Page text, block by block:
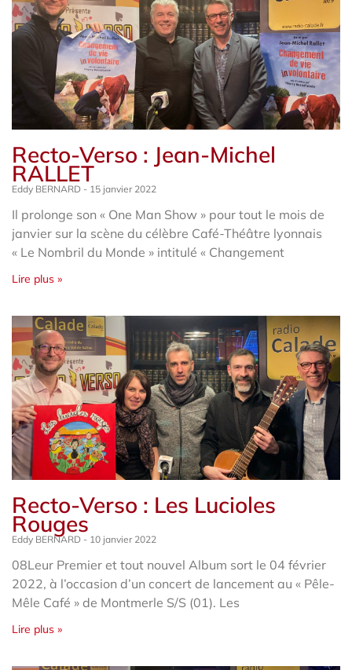
Recto-Verso : Jean-Michel
RALLET
Eddy BERNARD 15 janvier 2022
Il prolonge son « One Man Show » pour tout le mois de
janvier sur la scène du célèbre Café-Théâtre lyonnais
« Le Nombril du Monde » intitulé « Changement
Lire plus »
Recto-Verso : Les Lucioles
Rouges
Eddy BERNARD 10 janvier 2022
08Leur Premier et tout nouvel Album sort le 04 février
2022, à l’occasion d’un concert de lancement au « Pêle-
Mêle Café » de Montmerle S/S (01). Les
Lire plus »